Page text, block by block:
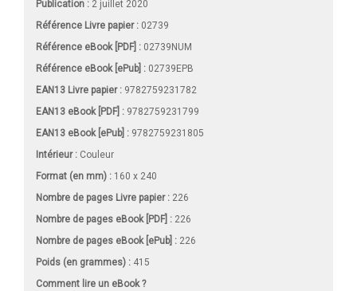
Publication : 2 juillet 2020
Référence Livre papier : 02739
Référence eBook [PDF] : 02739NUM
Référence eBook [ePub] : 02739EPB
EAN13 Livre papier : 9782759231782
EAN13 eBook [PDF] : 9782759231799
EAN13 eBook [ePub] : 9782759231805
Intérieur : Couleur
Format (en mm) : 160 x 240
Nombre de pages Livre papier: 226
Nombre de pages eBook [PDF] : 226
Nombre de pages eBook [ePub] : 226
Poids (en grammes) : 415
Comment lire un eBook ?